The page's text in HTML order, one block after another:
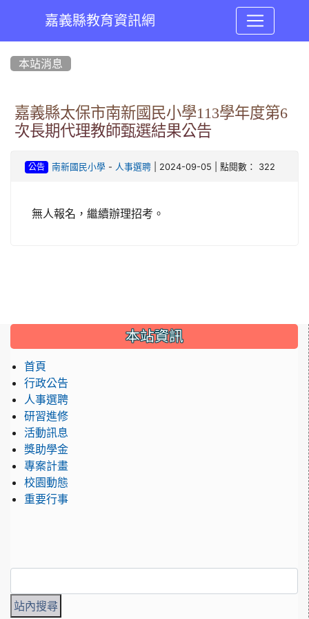
嘉義縣教育資訊網
本站消息
嘉義縣太保市南新國民小學113學年度第6
次長期代理教師甄選結果公告
公告 南新國民小學- 人事選聘| 2024-09-05 | 點閱數： 322
無人報名，繼續辦理招考。
::: 本站資訊
首頁
行政公告
人事選聘
研習進修
活動訊息
獎助學金
專案計畫
校園動態
重要行事